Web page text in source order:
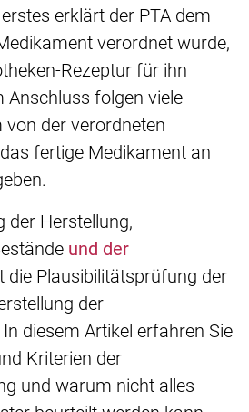
erklärt der PTA dem
verordnet wurde,
Rezeptur für ihn
Anschluss folgen viele
der verordneten
fertige Medikament an
der Herstellung,
und der
die Plausibilitätsprüfung der
der
diesem Artikel erfahren Sie
Kriterien der
und warum nicht alles